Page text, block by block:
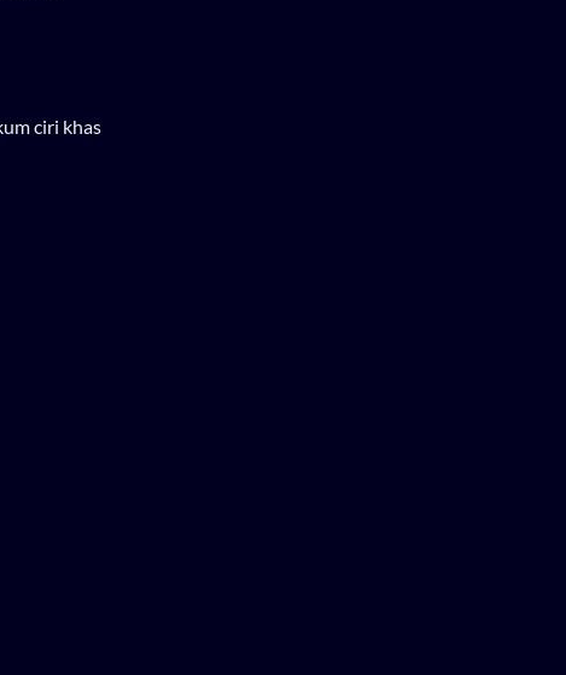
ciri khas